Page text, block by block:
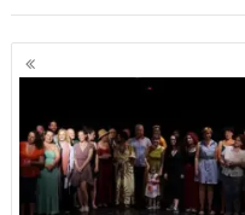
Πλοήγηση
άρθρων